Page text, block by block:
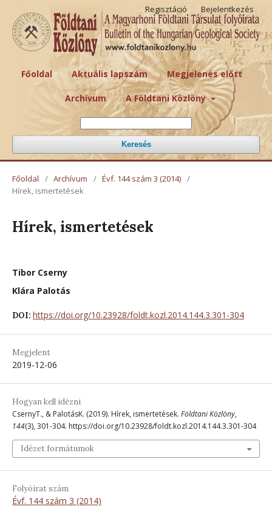
Főoldal Aktuális lapszám Megjelenés előtt
Archívum A Földtani Közlöny
Keresés
Regisztáció Bejelentkezés
Főoldal / Archívum / Évf. 144 szám 3 (2014) /
Hírek, ismertetések
Hírek, ismertetések
Tibor Cserny
Klára Palotás
DOI: https://doi.org/10.23928/foldt.kozl.2014.144.3.301-304
Megjelent
2019-12-06
Hogyan kell idézni
CsernyT., & PalotásK. (2019). Hírek, ismertetések. Földtani Közlöny,
144(3), 301-304. https://doi.org/10.23928/foldt.kozl.2014.144.3.301-304
Idézet formátumok
Folyóirat szám
Évf. 144 szám 3 (2014)